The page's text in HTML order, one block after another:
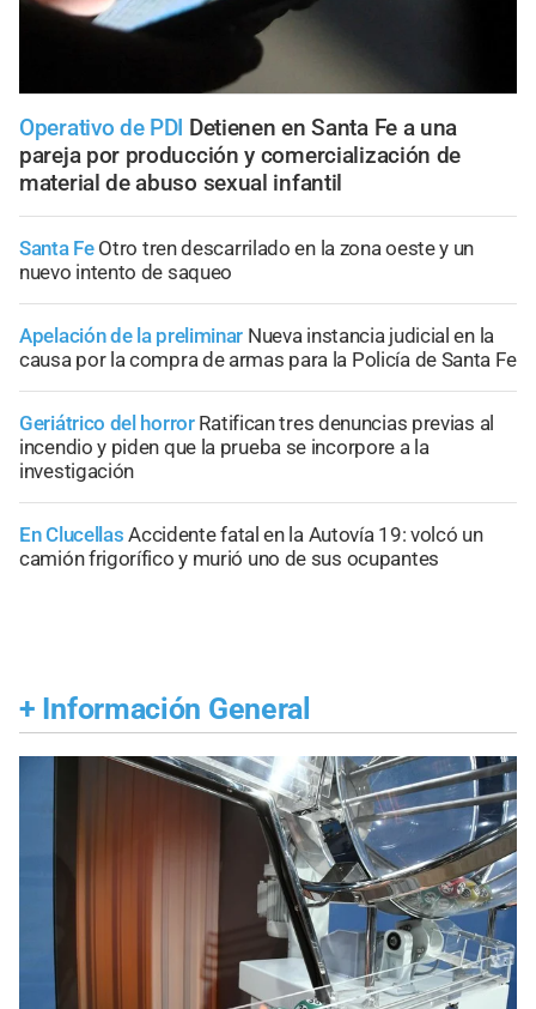
Operativo de PDI Detienen en Santa Fe a una
pareja por producción y comercialización de
material de abuso sexual infantil
Santa Fe Otro tren descarrilado en la zona oeste y un
nuevo intento de saqueo
Apelación de la preliminar Nueva instancia judicial en la
causa por la compra de armas para la Policía de Santa Fe
Geriátrico del horror Ratifican tres denuncias previas al
incendio y piden que la prueba se incorpore a la
investigación
En Clucellas Accidente fatal en la Autovía 19: volcó un
camión frigorífico y murió uno de sus ocupantes
+ Información General